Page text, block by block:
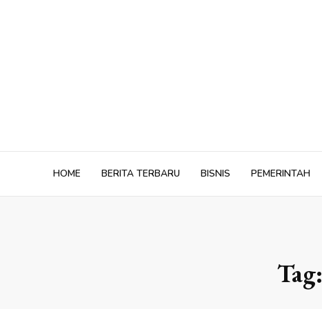
HOME BERITA TERBARU BISNIS PEMERINTAH
Tag: